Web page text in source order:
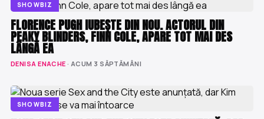
SHOWBIZ
FLORENCE PUGH IUBEȘTE DIN NOU. ACTORUL DIN
PEAKY BLINDERS, FINN COLE, APARE TOT MAI DES
LÂNGĂ EA
DENISA ENACHE · ACUM 3 SĂPTĂMÂNI
SHOWBIZ